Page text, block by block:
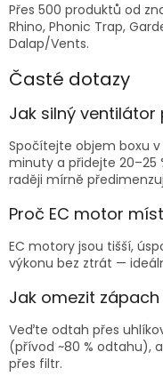
Přes 500 produktů od
Rhino, Phonic Trap,
Dalap/Vents.
Časté dotazy
Jak silný
Spočítejte objem boxu v
minuty a přidejte 20–25
raději mírně
Proč EC motor
EC motory jsou tišší,
výkonu bez ztrát —
Jak omezit
Veďte odtah přes
(přívod ~80 % odtahu),
přes filtr.